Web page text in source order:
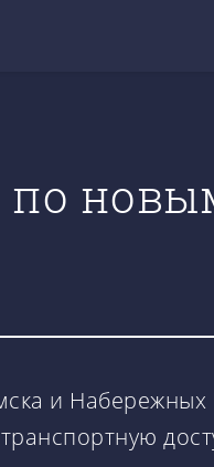
и Набережных